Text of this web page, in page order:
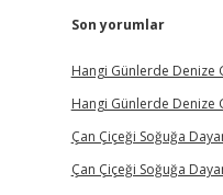
Son yorumlar
Hangi Günlerde Denize
Hangi Günlerde Denize
Çan Çiçeği Soğuğa
Çan Çiçeği Soğuğa